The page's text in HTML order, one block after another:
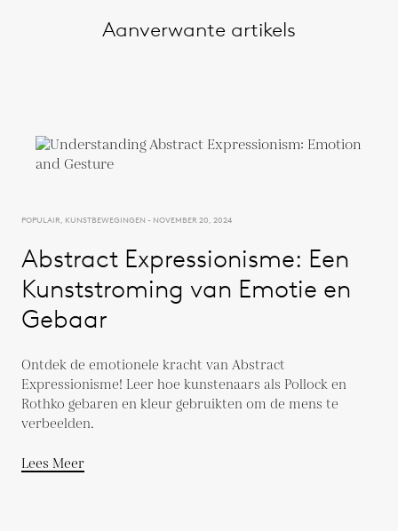
Aanverwante artikels
POPULAIR, KUNSTBEWEGINGEN - NOVEMBER 20, 2024
Abstract Expressionisme: Een
Kunststroming van Emotie en
Gebaar
Ontdek de emotionele kracht van Abstract
Expressionisme! Leer hoe kunstenaars als Pollock en
Rothko gebaren en kleur gebruikten om de mens te
verbeelden.
Lees Meer